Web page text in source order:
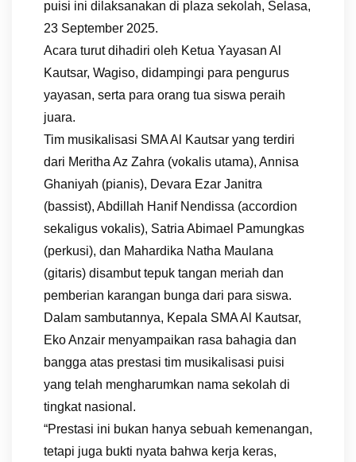
puisi ini dilaksanakan di plaza sekolah, Selasa,
23 September 2025.
Acara turut dihadiri oleh Ketua Yayasan Al
Kautsar, Wagiso, didampingi para pengurus
yayasan, serta para orang tua siswa peraih
juara.
Tim musikalisasi SMA Al Kautsar yang terdiri
dari Meritha Az Zahra (vokalis utama), Annisa
Ghaniyah (pianis), Devara Ezar Janitra
(bassist), Abdillah Hanif Nendissa (accordion
sekaligus vokalis), Satria Abimael Pamungkas
(perkusi), dan Mahardika Natha Maulana
(gitaris) disambut tepuk tangan meriah dan
pemberian karangan bunga dari para siswa.
Dalam sambutannya, Kepala SMA Al Kautsar,
Eko Anzair menyampaikan rasa bahagia dan
bangga atas prestasi tim musikalisasi puisi
yang telah mengharumkan nama sekolah di
tingkat nasional.
“Prestasi ini bukan hanya sebuah kemenangan,
tetapi juga bukti nyata bahwa kerja keras,